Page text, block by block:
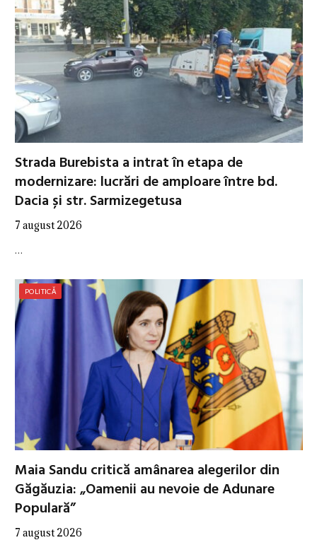
Strada Burebista a intrat în etapa de
modernizare: lucrări de amploare între bd.
Dacia și str. Sarmizegetusa
7 august 2026
…
POLITICĂ
Maia Sandu critică amânarea alegerilor din
Găgăuzia: „Oamenii au nevoie de Adunare
Populară”
7 august 2026